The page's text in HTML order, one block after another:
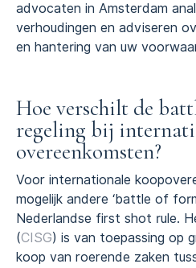
advocaten in Amsterdam
verhoudingen en adviseren
en hantering van uw
Hoe verschilt de
regeling bij
overeenkomsten?
Voor internationale
mogelijk andere ‘battle of
Nederlandse first shot rule.
(CISG) is van toepassing op
koop van roerende zaken